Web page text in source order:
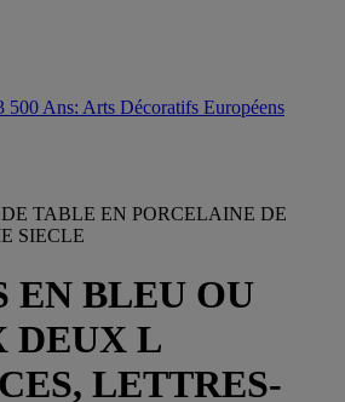
500 Ans: Arts Décoratifs Européens
TABLE EN PORCELAINE DE
SIECLE
EN BLEU OU
DEUX L
LETTRES-